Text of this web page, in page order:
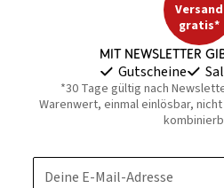
Versand
gratis*
Mit Newsletter
Gutscheine
*30 Tage gültig nach
Warenwert, einmal einlösbar,
Deine E-Mail-Adresse